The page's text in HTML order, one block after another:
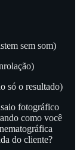
sem som)
só o resultado)
fotográfico
como você
do cliente?